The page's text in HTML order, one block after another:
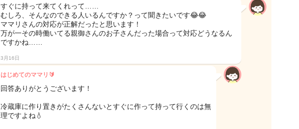
すぐに持って来てくれって……
むしろ、そんなのできる人いるんですか？って聞きたいです😂😂
ママリさんの対応が正解だったと思います！
万が一その時働いてる親御さんのお子さんだった場合って対応どうなるん
ですかね……
3月16日
はじめてのママリ🔰
回答ありがとうございます！
冷蔵庫に作り置きがたくさんないとすぐに作って持って行くのは無
理ですよね💧